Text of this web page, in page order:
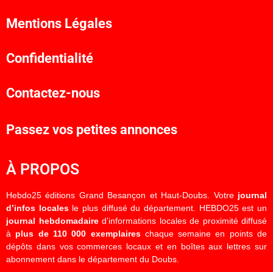
Mentions Légales
Confidentialité
Contactez-nous
Passez vos petites annonces
À PROPOS
Hebdo25 éditions Grand Besançon et Haut-Doubs. Votre journal
d’infos localesle plus diffusé du département. HEBDO25 est un
journal hebdomadaired’informations locales de proximité diffusé
à plus de 110 000 exemplaireschaque semaine en points de
dépôts dans vos commerces locaux et en boîtes aux lettres sur
abonnement dans le département du Doubs.